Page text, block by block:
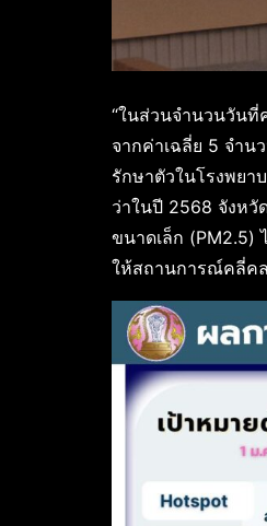
“ในส่วนจำนวนวันที่
จากค่าเฉลี่ย 5 จำน
รักษาตัวในโรงพย
ว่าในปี 2568 จังห
ขนาดเล็ก (PM2.5)
ให้สถานการณ์คลี่คล